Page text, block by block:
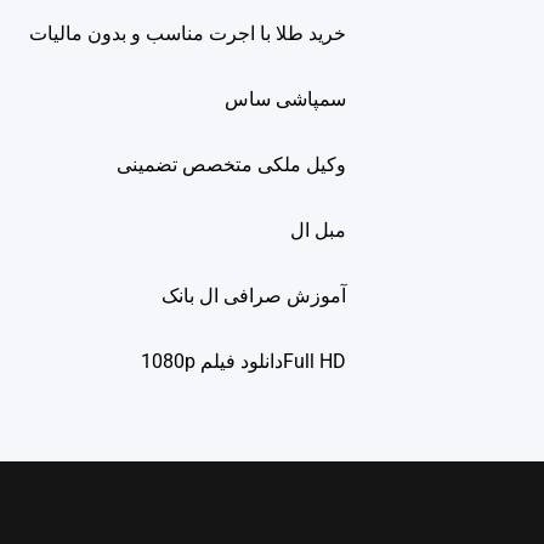
خرید طلا با اجرت مناسب و بدون مالیات
سمپاشی ساس
وکیل ملکی متخصص تضمینی
مبل ال
آموزش صرافی ال بانک
Full HDدانلود فيلم 1080p